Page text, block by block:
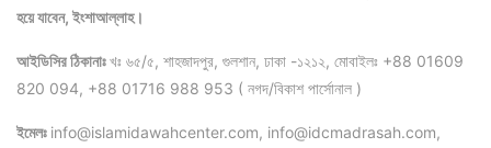
হয়ে যাবেন, ইংশাআল্লাহ।
আইডিসির ঠিকানাঃখঃ ৬৫/৫, শাহজাদপুর, গুলশান, ঢাকা -১২১২, মোবাইলঃ +88 01609
820 094, +88 01716 988 953 ( নগদ/বিকাশ পার্সোনাল )
ইমেলঃ info@islamidawahcenter.com, info@idcmadrasah.com,